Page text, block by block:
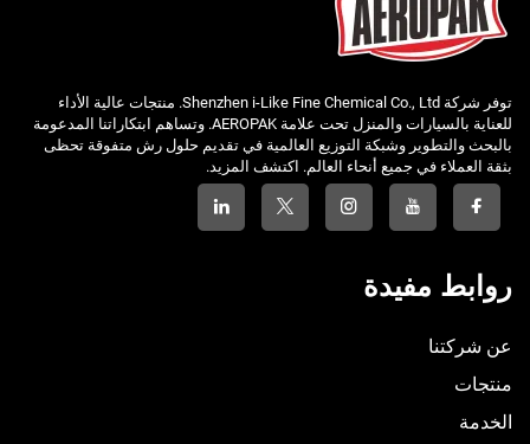
توفر شركة Shenzhen i-Like Fine Chemical Co., Ltd. منتجات عالية الأداء
للعناية بالسيارات والمنزل تحت علامة AEROPAK. وتساهم ابتكاراتنا المدعومة
بالبحث والتطوير وشبكة التوزيع العالمية في تقديم حلول رش متفوقة تحظى
بثقة العملاء في جميع أنحاء العالم. اكتشف المزيد.
روابط مفيدة
عن شركتنا
منتجات
الخدمة